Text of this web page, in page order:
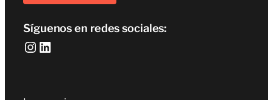
Síguenos en redes sociales:
Instagram LinkedIn